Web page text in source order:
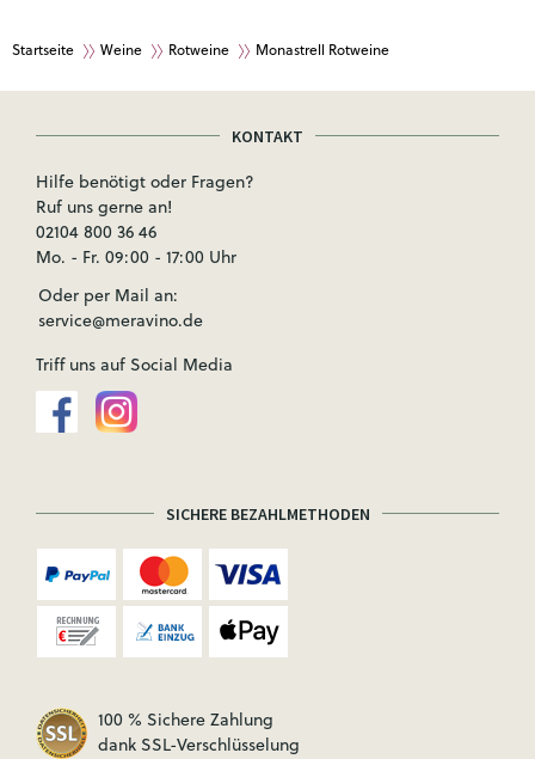
Startseite Weine Rotweine Monastrell Rotweine
KONTAKT
Hilfe benötigt oder Fragen?
Ruf uns gerne an!
02104 800 36 46
Mo. - Fr. 09:00 - 17:00 Uhr
Oder per Mail an:
service@meravino.de
Triff uns auf Social Media
SICHERE BEZAHLMETHODEN
100 % Sichere Zahlung
dank SSL-Verschlüsselung